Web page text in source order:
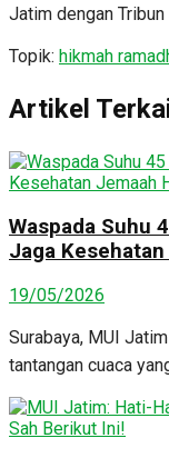
Jatim dengan
Topik: hikmah
Artikel
Waspada Suhu
Jaga
19/05/2026
Surabaya, MUI
tantangan cuaca